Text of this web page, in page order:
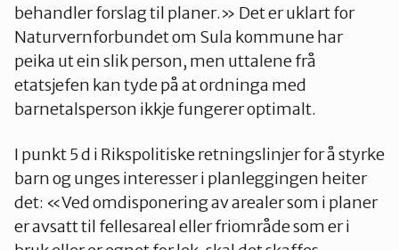
behandler forslag til planer.» Det er uklart for
Naturvernforbundet om Sula kommune har
peika ut ein slik person, men uttalene frå
etatsjefen kan tyde på at ordninga med
barnetalsperson ikkje fungerer optimalt.
I punkt 5 d i Rikspolitiske retningslinjer for å styrke
barn og unges interesser i planleggingen heiter
det: «Ved omdisponering av arealer som i planer
er avsatt til fellesareal eller friområde som er i